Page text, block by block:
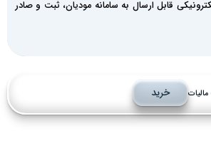
قابل ارسال به سامانه مودیان، ثبت و صادر
خرید